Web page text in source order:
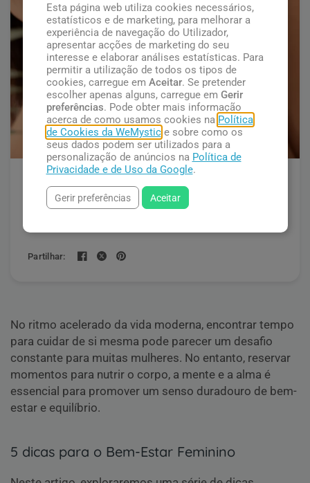
O Segredo do Bem-Estar
Feminino: Guia para Uma Vida
Partilhar:
No ritmo acelerado da vida moderna, encontrar tempo
para cuidar de si mesma pode parecer um desafio
constante para muitas mulheres. No entanto, reservar
momentos para nutrir o corpo, a mente e a alma é
essencial para promover um senso duradouro de bem-
estar e equilíbrio.
5 dicas para o Bem-Estar Feminino
Esta página web utiliza cookies necessários,
estatísticos e de marketing, para melhorar a
experiência de navegação do Utilizador,
apresentar acções de marketing do seu
interesse e elaborar análises estatísticas. Para
permitir a utilização de todos os tipos de
cookies, carregue em Aceitar. Se pretender
escolher apenas alguns, carregue em Gerir
preferências. Pode obter mais informação
acerca de como usamos cookies na Política
de Cookies da WeMystice sobre como os
seus dados podem ser utilizados para a
personalização de anúncios na Política de
Privacidade e de Uso da Google.
Gerir preferências Aceitar